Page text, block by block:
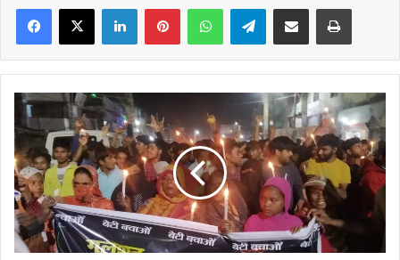
Facebook
X LinkedInPinterestWhatsAppTelegramShare via Email Print
MADHUBANI:-
गुलशन
के
हत्यारों
की
गिरफ्तारी
के
लिए
घरों